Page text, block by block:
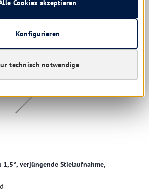
1,5°, verjüngende Stielaufnahme,
technisch notwendige
Konfigurieren
Cookies akzeptieren